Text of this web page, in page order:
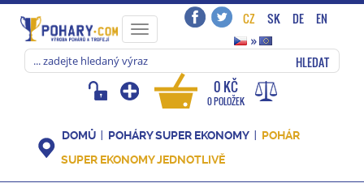
Toggle
navigation
CZ SK DE
EN
»
HLEDAT
0 KČ
0 POLOŽEK
DOMŮ POHÁRY SUPER EKONOMY
POHÁR
SUPER EKONOMY JEDNOTLIVĚ